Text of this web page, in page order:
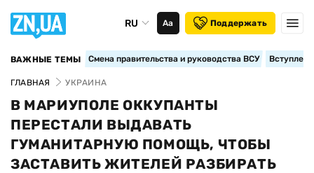
RU Аа Поддержать
ВАЖНЫЕ ТЕМЫ Смена правительства и руководства ВСУ
ГЛАВНАЯ УКРАИНА
В МАРИУПОЛЕ ОККУПАНТЫ
ПЕРЕСТАЛИ ВЫДАВАТЬ
ГУМАНИТАРНУЮ ПОМОЩЬ, ЧТОБЫ
ЗАСТАВИТЬ ЖИТЕЛЕЙ РАЗБИРАТЬ